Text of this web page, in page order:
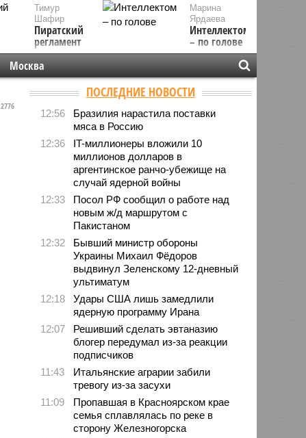
Марина
Ярдаева
Интеллектом
– по голове
Тимур
Шафир
Пиратский
регламент
Москва
2776
ПОСЛЕДНИЕ НОВОСТИ
12:56
Бразилия нарастила поставки
мяса в Россию
12:36
IT-миллионеры вложили 10
миллионов долларов в
аргентинское ранчо-убежище на
случай ядерной войны
12:33
Посол РФ сообщил о работе над
новым ж/д маршрутом с
Пакистаном
12:32
Бывший министр обороны
Украины Михаил Фёдоров
выдвинул Зеленскому 12-дневный
ультиматум
12:18
Удары США лишь замедлили
ядерную программу Ирана
12:07
Решивший сделать эвтаназию
блогер передумал из-за реакции
подписчиков
11:43
Итальянские аграрии забили
тревогу из-за засухи
11:09
Пропавшая в Красноярском крае
семья сплавлялась по реке в
сторону Железногорска